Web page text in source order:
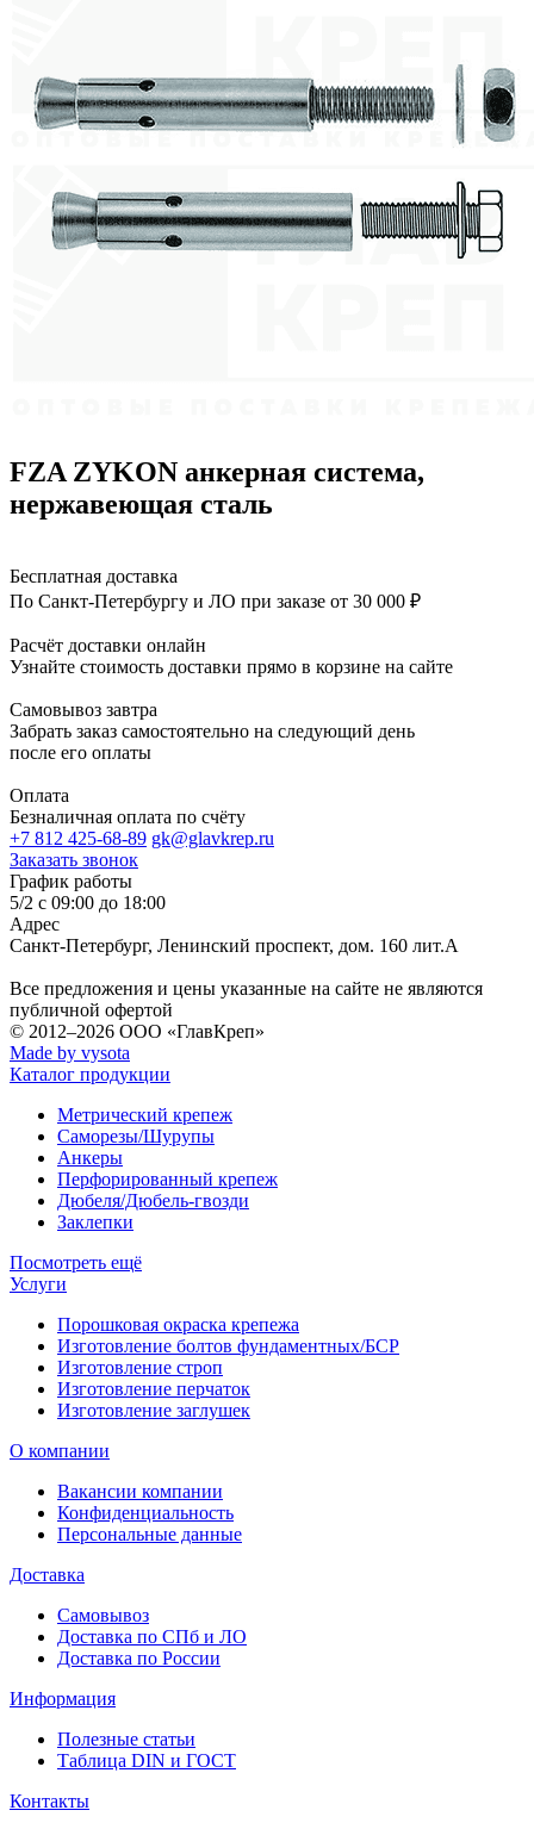
FZA ZYKON анкерная система,
нержавеющая сталь
Бесплатная доставка
По Санкт-Петербургу и ЛО при заказе от 30 000 ₽
Расчёт доставки онлайн
Узнайте стоимость доставки прямо в корзине на сайте
Самовывоз завтра
Забрать заказ самостоятельно на следующий день
после его оплаты
Оплата
Безналичная оплата по счёту
+7 812 425-68-89 gk@glavkrep.ru
Заказать звонок
График работы
5/2 с 09:00 до 18:00
Адрес
Санкт-Петербург, Ленинский проспект, дом. 160 лит.А
Все предложения и цены указанные на сайте не являются
публичной офертой
© 2012–2026 ООО «ГлавКреп»
Made by vysota
Каталог продукции
Метрический крепеж
Саморезы/Шурупы
Анкеры
Перфорированный крепеж
Дюбеля/Дюбель-гвозди
Заклепки
Посмотреть ещё
Услуги
Порошковая окраска крепежа
Изготовление болтов фундаментных/БСР
Изготовление строп
Изготовление перчаток
Изготовление заглушек
О компании
Вакансии компании
Конфиденциальность
Персональные данные
Доставка
Самовывоз
Доставка по СПб и ЛО
Доставка по России
Информация
Полезные статьи
Таблица DIN и ГОСТ
Контакты